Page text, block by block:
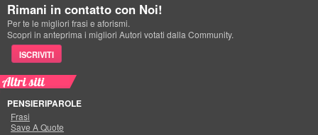
Rimani in contatto con Noi!
Per te le migliori frasi e aforismi.
Scopri in anteprima i migliori Autori votati dalla Community.
ISCRIVITI
Altri siti
PENSIERIPAROLE
Frasi
Save A Quote